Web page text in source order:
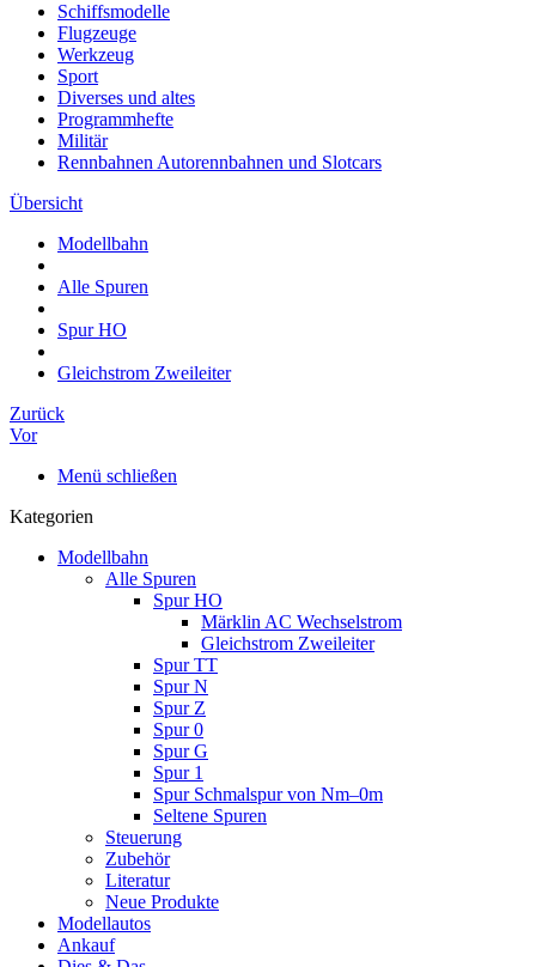
Schiffsmodelle
Flugzeuge
Werkzeug
Sport
Diverses und altes
Programmhefte
Militär
Rennbahnen Autorennbahnen und Slotcars
Übersicht
Modellbahn
Alle Spuren
Spur HO
Gleichstrom Zweileiter
Zurück
Vor
Menü schließen
Kategorien
Modellbahn
Alle Spuren
Spur HO
Märklin AC Wechselstrom
Gleichstrom Zweileiter
Spur TT
Spur N
Spur Z
Spur 0
Spur G
Spur 1
Spur Schmalspur von Nm–0m
Seltene Spuren
Steuerung
Zubehör
Literatur
Neue Produkte
Modellautos
Ankauf